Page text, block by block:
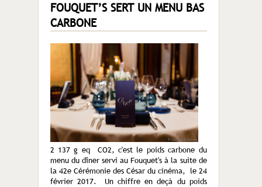
FOUQUET’S SERT UN MENU BAS
CARBONE
2 137 g eq CO2, c'est le poids carbone du
menu du dîner servi au Fouquet's à la suite de
la 42e Cérémonie des César du cinéma, le 24
février 2017. Un chiffre en deçà du poids